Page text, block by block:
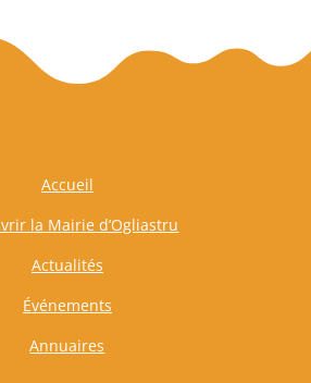
Accueil
la Mairie d’Ogliastru
Actualités
Événements
Annuaires